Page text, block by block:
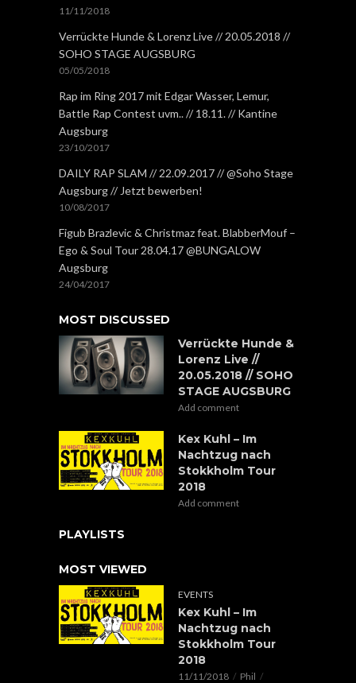
11/11/2018
Verrückte Hunde & Lorenz Live // 20.05.2018 //
SOHO STAGE AUGSBURG
05/05/2018
Rap im Ring 2017 mit Edgar Wasser, Lemur,
Battle Rap Contest uvm.. // 18.11. // Kantine
Augsburg
23/10/2017
DAILY RAP SLAM // 22.09.2017 // @Soho Stage
Augsburg // Jetzt bewerben!
10/08/2017
Figub Brazlevic & Christmaz feat. BlabberMouf –
Ego & Soul Tour 28.04.17 @BUNGALOW
Augsburg
24/04/2017
MOST DISCUSSED
Verrückte Hunde &
Lorenz Live //
20.05.2018 // SOHO
STAGE AUGSBURG
Add comment
Kex Kuhl – Im
Nachtzug nach
Stokkholm Tour
2018
Add comment
PLAYLISTS
MOST VIEWED
EVENTS
Kex Kuhl – Im
Nachtzug nach
Stokkholm Tour
2018
11/11/2018
Phil